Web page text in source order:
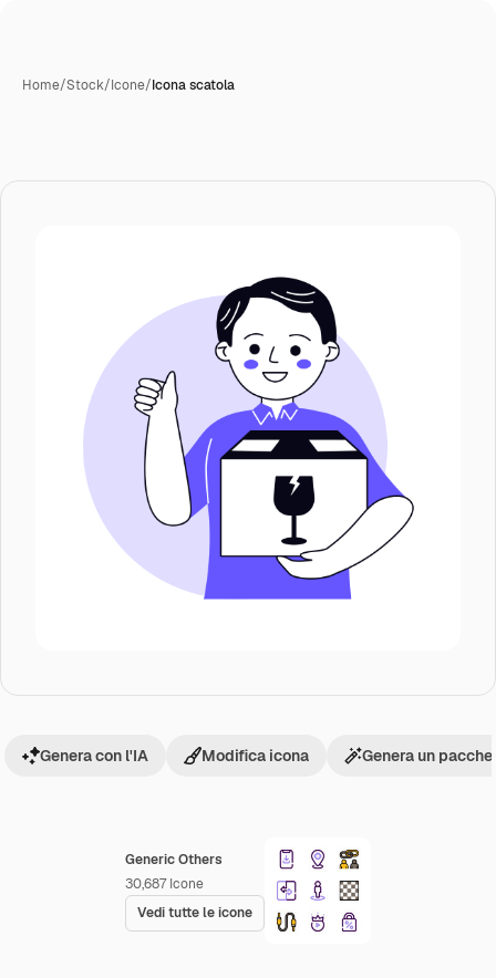
Home/Stock/Icone/Icona scatola
Generic Others
30,687 Icone
Vedi tutte le icone
Genera con l'IA Modifica icona Genera un